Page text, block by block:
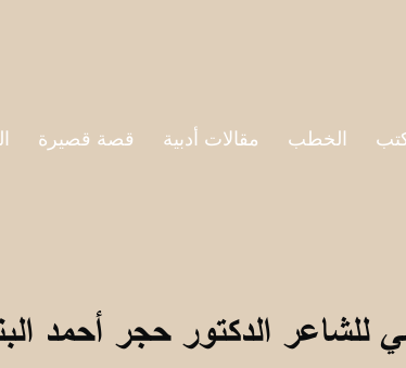
الخطب مقالات أدبية قصة قصيرة
للشاعر الدكتور حجر أحمد